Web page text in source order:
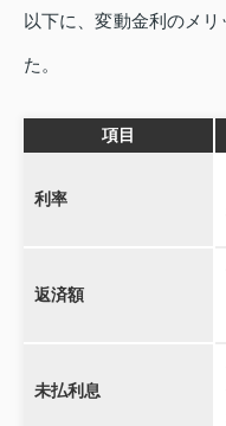
以下に、変動金利のメ
た。
項目
利率
返済額
未払利息